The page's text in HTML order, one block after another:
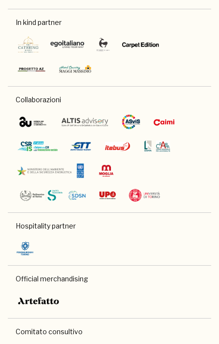
In kind partner
Collaborazioni
Hospitality partner
Official merchandising
Comitato consultivo